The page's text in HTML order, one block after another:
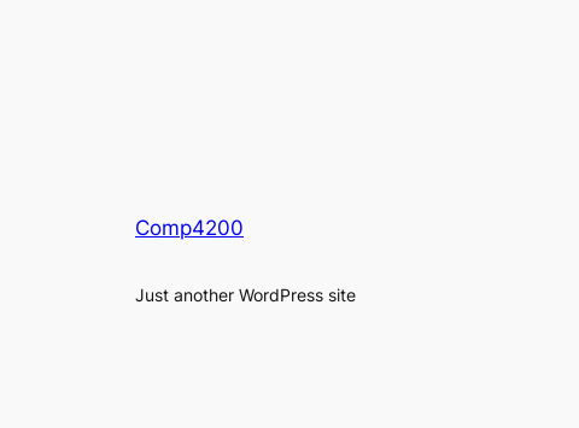
Comp4200
Just another WordPress site